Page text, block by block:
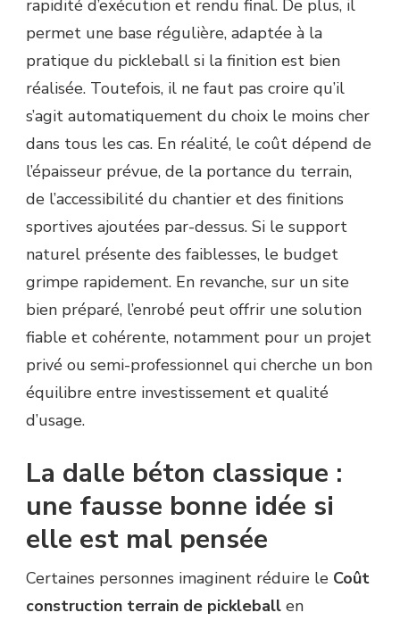
rapidité d’exécution et rendu final. De plus, il
permet une base régulière, adaptée à la
pratique du pickleball si la finition est bien
réalisée. Toutefois, il ne faut pas croire qu’il
s’agit automatiquement du choix le moins cher
dans tous les cas. En réalité, le coût dépend de
l’épaisseur prévue, de la portance du terrain,
de l’accessibilité du chantier et des finitions
sportives ajoutées par-dessus. Si le support
naturel présente des faiblesses, le budget
grimpe rapidement. En revanche, sur un site
bien préparé, l’enrobé peut offrir une solution
fiable et cohérente, notamment pour un projet
privé ou semi-professionnel qui cherche un bon
équilibre entre investissement et qualité
d’usage.
La dalle béton classique :
une fausse bonne idée si
elle est mal pensée
Certaines personnes imaginent réduire le Coût
construction terrain de pickleball en